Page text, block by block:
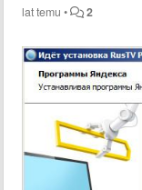
lat temu • 2